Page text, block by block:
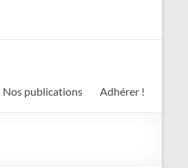
Nos publications Adhérer !